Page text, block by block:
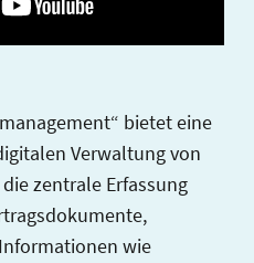
bietet eine
Verwaltung von
zentrale Erfassung
wie